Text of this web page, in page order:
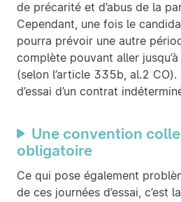
de précarité et d’abus de la
Cependant, une fois le
pourra prévoir une autre
complète pouvant aller jusqu’à
(selon l’article 335b, al.2
d’essai d’un contrat
Une convention
obligatoire
Ce qui pose également
de ces journées d’essai, c’est la